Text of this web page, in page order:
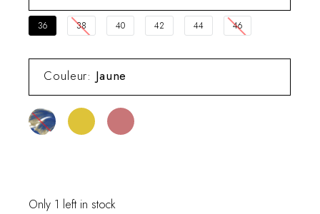
36 38 40 42 44 46
Couleur: Jaune
Only 1 left in stock